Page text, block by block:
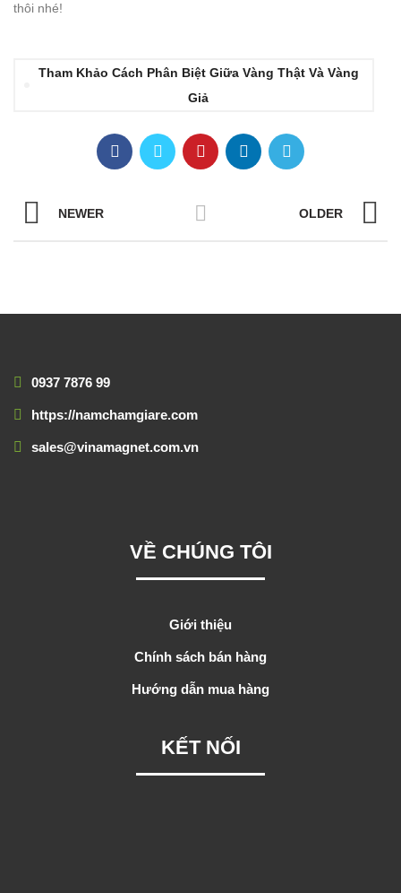
thôi nhé!
Tham Khảo Cách Phân Biệt Giữa Vàng Thật Và Vàng
Giả
NEWER OLDER
0937 7876 99
https://namchamgiare.com
sales@vinamagnet.com.vn
VỀ CHÚNG TÔI
Giới thiệu
Chính sách bán hàng
Hướng dẫn mua hàng
KẾT NỐI